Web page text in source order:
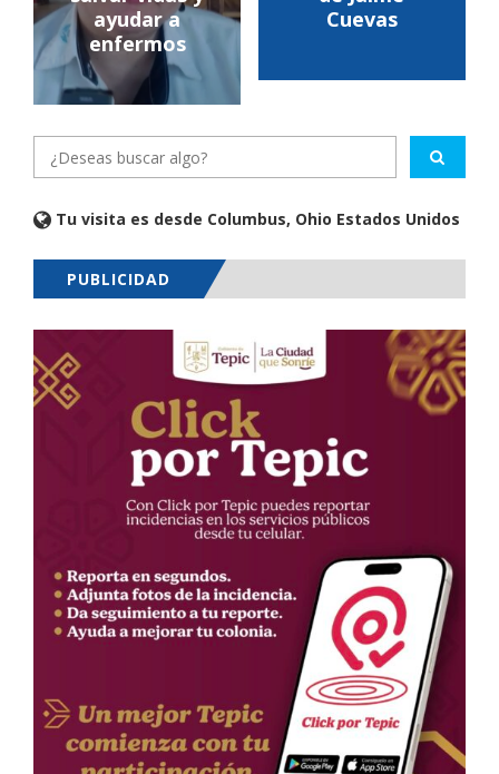
ayudar a
enfermos
Cuevas
Tu visita es desde Columbus, Ohio Estados Unidos
PUBLICIDAD